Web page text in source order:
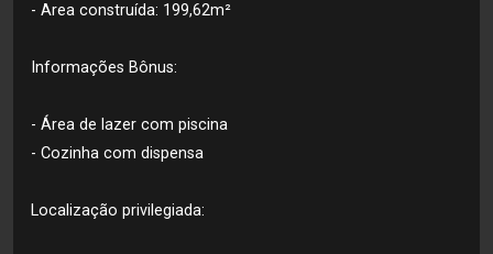
- Area construída: 199,62m²
Informações Bônus:
- Área de lazer com piscina
- Cozinha com dispensa
Localização privilegiada: